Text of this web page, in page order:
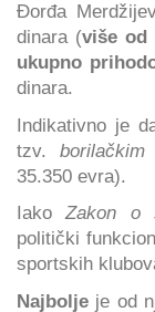
Đorđa
dinara (više od
ukupno
dinara.
Indikativno je
tzv. borilačkim
35.350 evra).
IakoZakon o
politički
sportskih
Najbolje je od